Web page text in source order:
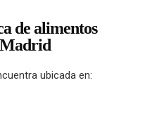
de alimentos
ubicada en: